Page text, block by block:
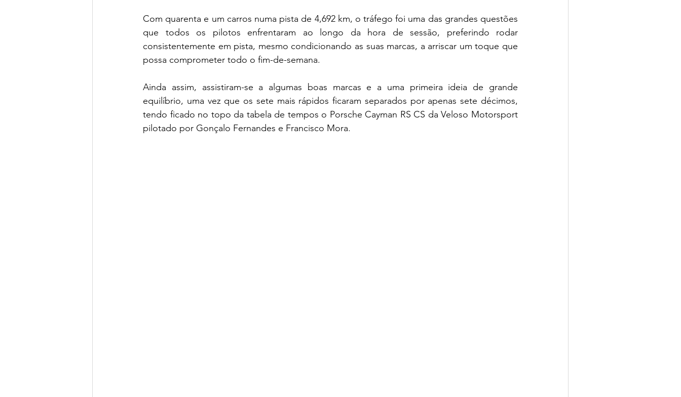
Com quarenta e um carros numa pista de 4,692 km, o tráfego foi uma das grandes questões
que todos os pilotos enfrentaram ao longo da hora de sessão, preferindo rodar
consistentemente em pista, mesmo condicionando as suas marcas, a arriscar um toque que
possa comprometer todo o fim-de-semana.
Ainda assim, assistiram-se a algumas boas marcas e a uma primeira ideia de grande
equilíbrio, uma vez que os sete mais rápidos ficaram separados por apenas sete décimos,
tendo ficado no topo da tabela de tempos o Porsche Cayman RS CS da Veloso Motorsport
pilotado por Gonçalo Fernandes e Francisco Mora.